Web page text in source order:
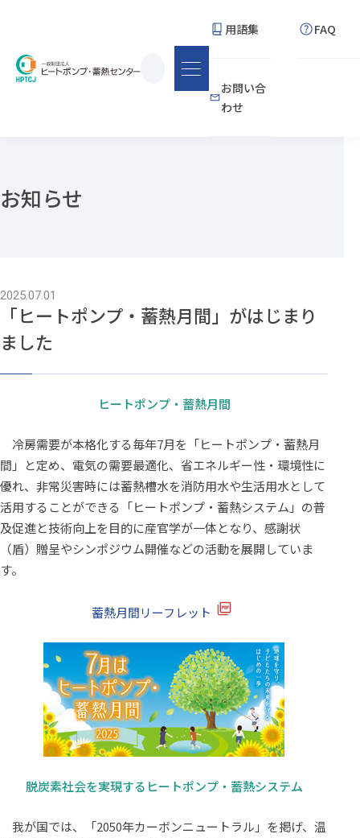
用語集 FAQ
お問い合
わせ
お知らせ
2025.07.01
「ヒートポンプ・蓄熱月間」がはじまり
ました
ヒートポンプ・蓄熱月間
冷房需要が本格化する毎年7月を「ヒートポンプ・蓄熱月
間」と定め、電気の需要最適化、省エネルギー性・環境性に
優れ、非常災害時には蓄熱槽水を消防用水や生活用水として
活用することができる「ヒートポンプ・蓄熱システム」の普
及促進と技術向上を目的に産官学が一体となり、感謝状
（盾）贈呈やシンポジウム開催などの活動を展開していま
す。
蓄熱月間リーフレット
脱炭素社会を実現するヒートポンプ・蓄熱システム
我が国では、「2050年カーボンニュートラル」を掲げ、温